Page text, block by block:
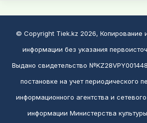
© Copyright Tiek.kz 2026, Копирование
информации без указания
Выдано свидетельство
постановке на учет периодического
информационного агентства и
информации Министерства